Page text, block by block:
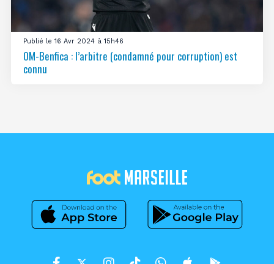
Publié le 16 Avr 2024 à 15h46
OM-Benfica : l’arbitre (condamné pour corruption) est
connu